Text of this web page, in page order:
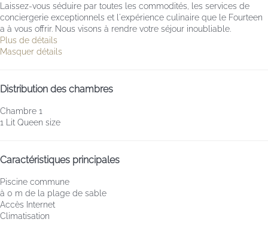
Laissez-vous séduire par toutes les commodités, les services de
conciergerie exceptionnels et l'expérience culinaire que le Fourteen
a à vous offrir. Nous visons à rendre votre séjour inoubliable.
Plus de détails
Masquer détails
Distribution des chambres
Chambre 1
1 Lit Queen size
Caractéristiques principales
Piscine commune
à 0 m de la plage de sable
Accès Internet
Climatisation